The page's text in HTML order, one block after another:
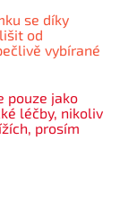
se díky
od
vybírané
pouze jako
léčby, nikoliv
prosím